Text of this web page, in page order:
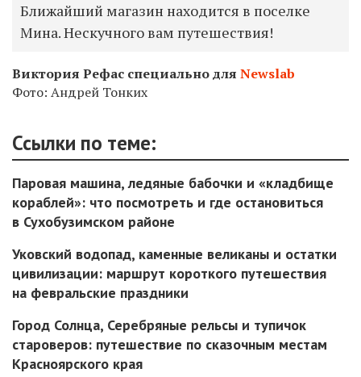
Ближайший магазин находится в поселке
Мина. Нескучного вам путешествия!
Виктория Рефас специально для Newslab
Фото: Андрей Тонких
Ссылки по теме:
Паровая машина, ледяные бабочки и «кладбище
кораблей»: что посмотреть и где остановиться
в Сухобузимском районе
Уковский водопад, каменные великаны и остатки
цивилизации: маршрут короткого путешествия
на февральские праздники
Город Солнца, Серебряные рельсы и тупичок
староверов: путешествие по сказочным местам
Красноярского края